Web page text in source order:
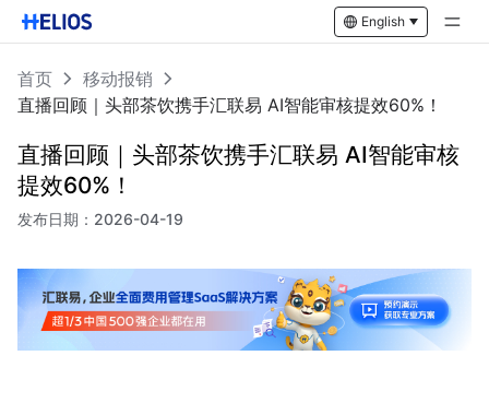
English
首页
移动报销
直播回顾｜头部茶饮携手汇联易 AI智能审核提效60%！
直播回顾｜头部茶饮携手汇联易 AI智能审核
提效60%！
发布日期： 2026-04-19